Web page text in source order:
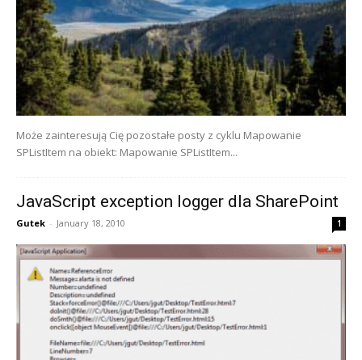
Może zainteresują Cię pozostałe posty z cyklu Mapowanie
SPListItem na obiekt: Mapowanie SPListItem...
JavaScript exception logger dla SharePoint
Gutek - January 18, 2010 1